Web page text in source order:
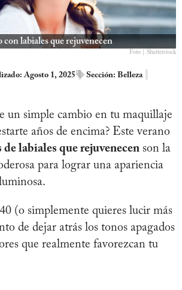
con labiales que rejuvenecen
Foto | Shutterstock
Agosto 1, 2025 Sección: Belleza
un simple cambio en tu maquillaje
años de encima? Este verano
de labiales que rejuvenecen son la
para lograr una apariencia
(o simplemente quieres lucir más
de dejar atrás los tonos apagados
que realmente favorezcan tu